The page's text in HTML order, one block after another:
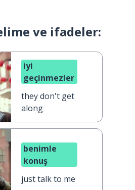
ve ifadeler:
iyi
geçinmezler
they don't get
along
benimle
konuş
just talk to me